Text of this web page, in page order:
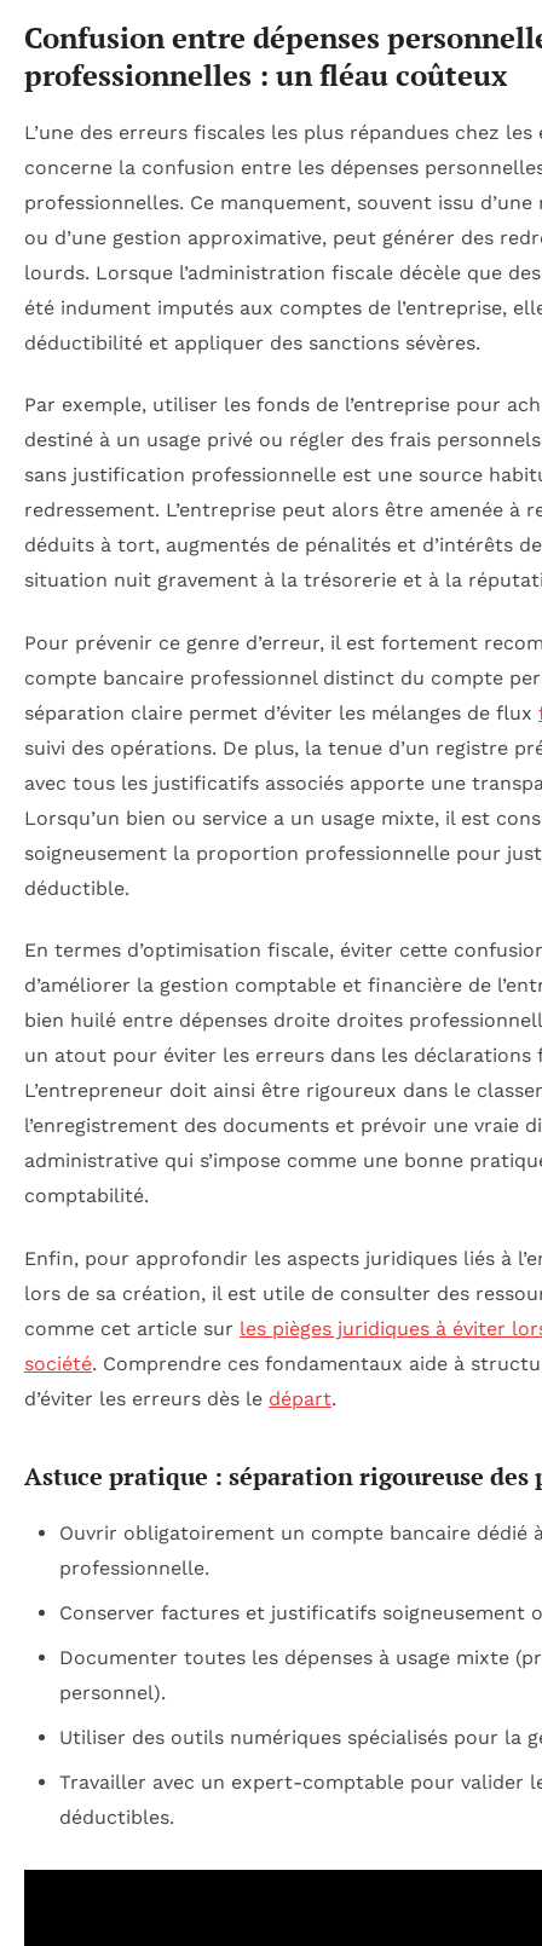
Confusion entre dépenses
professionnelles : un fléau coûteux
L’une des erreurs fiscales les plus répandues chez
concerne la confusion entre les dépenses
professionnelles. Ce manquement, souvent issu
ou d’une gestion approximative, peut générer des
lourds. Lorsque l’administration fiscale décèle que
été indument imputés aux comptes de l’entreprise,
déductibilité et appliquer des sanctions sévères.
Par exemple, utiliser les fonds de l’entreprise pour
destiné à un usage privé ou régler des frais
sans justification professionnelle est une source
redressement. L’entreprise peut alors être amenée à
déduits à tort, augmentés de pénalités et d’intérêts
situation nuit gravement à la trésorerie et à la
Pour prévenir ce genre d’erreur, il est fortement
compte bancaire professionnel distinct du compte
séparation claire permet d’éviter les mélanges de flux
suivi des opérations. De plus, la tenue d’un registre
avec tous les justificatifs associés apporte une
Lorsqu’un bien ou service a un usage mixte, il est
soigneusement la proportion professionnelle pour
déductible.
En termes d’optimisation fiscale, éviter cette
d’améliorer la gestion comptable et financière de
bien huilé entre dépenses droite droites
un atout pour éviter les erreurs dans les déclarations
L’entrepreneur doit ainsi être rigoureux dans le
l’enregistrement des documents et prévoir une vraie
administrative qui s’impose comme une bonne
comptabilité.
Enfin, pour approfondir les aspects juridiques liés à
lors de sa création, il est utile de consulter des
comme cet article sur les pièges juridiques à éviter
société. Comprendre ces fondamentaux aide à
d’éviter les erreurs dès le départ.
Astuce pratique : séparation rigoureuse des
Ouvrir obligatoirement un compte bancaire dédié
professionnelle.
Conserver factures et justificatifs soigneusement
Documenter toutes les dépenses à usage mixte
personnel).
Utiliser des outils numériques spécialisés pour la
Travailler avec un expert-comptable pour valider
déductibles.